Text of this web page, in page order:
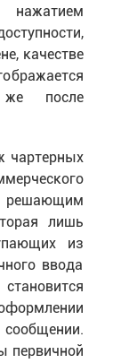
качестве
после
чартерных
лишь
из
ввода
первичной